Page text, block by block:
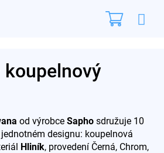
od výrobce Sapho sdružuje 10
designu: koupelnová
Hliník, provedení Černá, Chrom,